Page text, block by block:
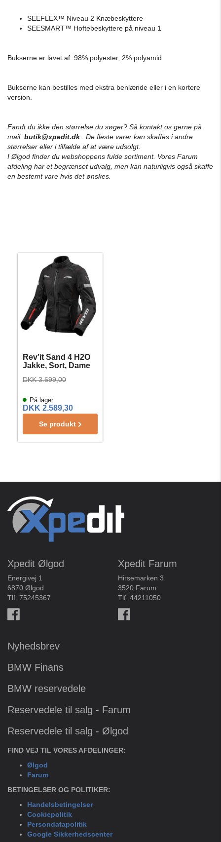
SEEFLEX™ Niveau 2 Knæbeskyttere
SEESMART™ Hoftebeskyttere på niveau 1
Bukserne er lavet af: 98% polyester, 2% polyamid
Bukserne kan bestilles med ekstra benlænde eller i en kortere
version.
Fandt du ikke den størrelse du søger? Så kontakt os gerne på
mail: butik@xpedit.dk . De fleste varer kan skaffes i andre
størrelser eller i tilfælde af at være udsolgt.
I Ølgod finder du webshoppens fulde sortiment. Vores Farum
afdeling har et begrænset udvalg, men kan naturligvis også skaffe
en bestemt vare hvis det ønskes.
Rev’it Sand 4 H2O
Jakke, Sort, Dame
På lager
DKK 3.699,00
DKK 2.589,30
Se produkt
Xpedit Ølgod
Energivej 1
6870 Ølgod
Tlf: 75245367
Xpedit Farum
Hirsemarken 3
3520 Farum
Tlf: 44211050
Nyhedsbrev
BMW Finans
BMW reservedele
Reservedele til salg - Farum
Reservedele til salg - Ølgod
FIND VEJ TIL VORES AFDELINGER:
Ølgod
Farum
BETINGELSER OG POLITIKER:
Handelsbetingelser
Cookiepolitik
Persondatapolitik
Google Sikkerhedscenter